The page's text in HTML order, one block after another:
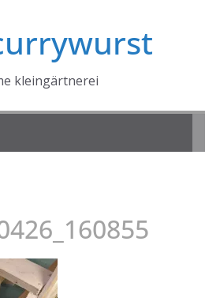
kleingärtnerei